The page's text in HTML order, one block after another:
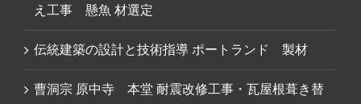
え工事 懸魚 材選定
伝統建築の設計と技術指導 ポートランド 製材
曹洞宗 原中寺 本堂 耐震改修工事・瓦屋根葺き替